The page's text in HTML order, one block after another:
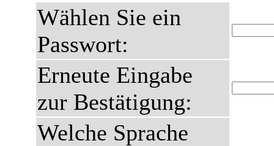
Wählen Sie ein
Passwort:
Erneute Eingabe
zur Bestätigung:
Welche Sprache